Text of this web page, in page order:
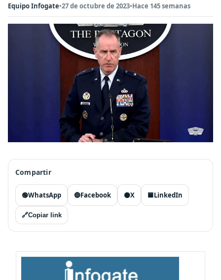
Equipo Infogate•27 de octubre de 2023•Hace 145 semanas
Compartir
🟢WhatsApp 🔵Facebook ⚫X 🟦LinkedIn
🔗Copiar link